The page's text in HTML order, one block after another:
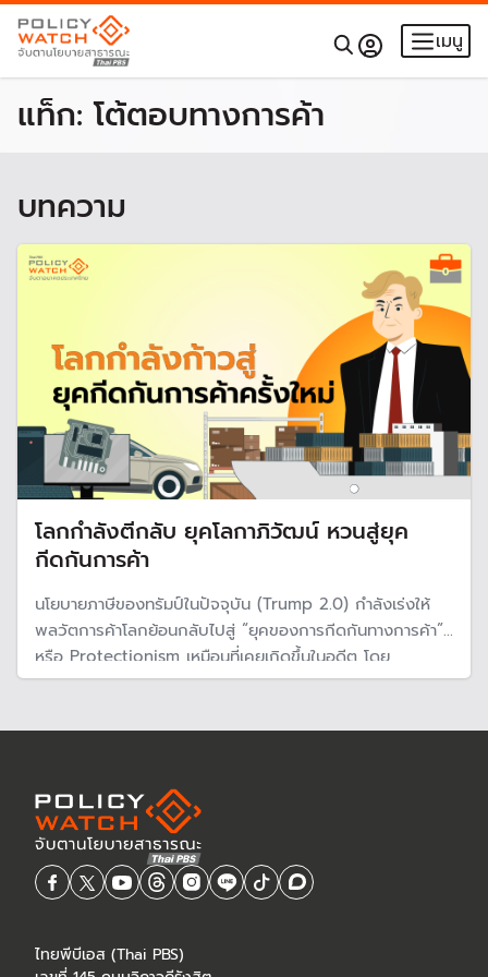
เมนู
แท็ก:โต้ตอบทางการค้า
บทความ
โลกกำลังตีกลับ ยุคโลกาภิวัฒน์ หวนสู่ยุค
กีดกันการค้า
นโยบายภาษีของทรัมป์ในปัจจุบัน (Trump 2.0) กำลังเร่งให้
พลวัตการค้าโลกย้อนกลับไปสู่ “ยุคของการกีดกันทางการค้า”
หรือ Protectionism เหมือนที่เคยเกิดขึ้นในอดีต โดย
ประเทศไทย ซึ่งเป็นประเทศเศรษฐกิจแบบระบบเปิดขนาดเล็ก
ทางอ้อมในหลายด้าน
ไทยพีบีเอส (Thai PBS)